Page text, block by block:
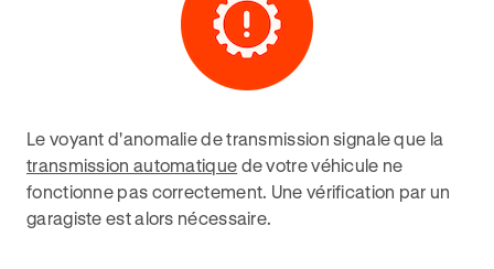
Le voyant d'anomalie de transmission signale que la
transmission automatique de votre véhicule ne
fonctionne pas correctement. Une vérification par un
garagiste est alors nécessaire.